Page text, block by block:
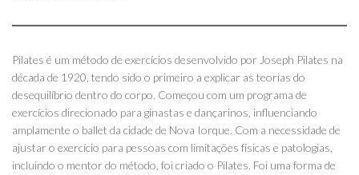
Pilates é um método de exercícios desenvolvido por Joseph Pilates na
década de 1920, tendo sido o primeiro a explicar as teorias do
desequilíbrio dentro do corpo. Começou com um programa de
exercícios direcionado para ginastas e dançarinos, influenciando
amplamente o ballet da cidade de Nova Iorque. Com a necessidade de
ajustar o exercício para pessoas com limitações físicas e patologias,
incluindo o mentor do método, foi criado o Pilates. Foi uma forma de